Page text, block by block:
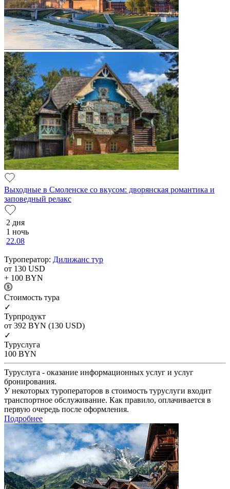
Выходные в Смоленске со вкусом: дворянская романтика и
заповедный релакс
2 дня
1 ночь
22.08
Туроператор: Дилижанс тур
от 130 USD
+ 100 BYN
Cтоимость тура
✓
Турпродукт
от 392 BYN (130 USD)
✓
Туруслуга
100 BYN
Туруслуга - оказание информационных услуг и услуг
бронирования.
У некоторых туроператоров в стоимость туруслуги входит
транспортное обслуживание. Как правило, оплачивается в
первую очередь после оформления.
Подробнее